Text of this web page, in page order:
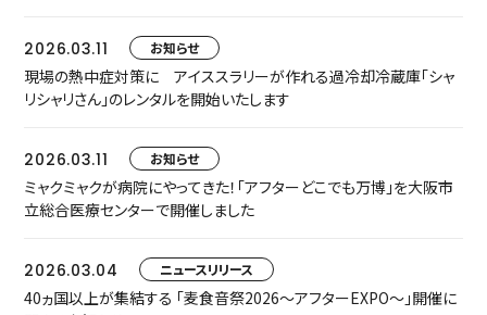
2026.03.11 お知らせ
現場の熱中症対策に アイススラリーが作れる過冷却冷蔵庫「シャ
リシャリさん」のレンタルを開始いたします
2026.03.11 お知らせ
ミャクミャクが病院にやってきた！「アフターどこでも万博」を大阪市
立総合医療センターで開催しました
2026.03.04 ニュースリリース
40ヵ国以上が集結する 「麦食音祭2026～アフターEXPO～」開催に